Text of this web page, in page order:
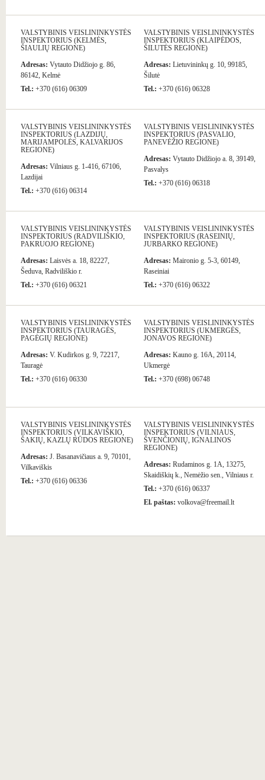
VALSTYBINIS VEISLININKYSTĖS
INSPEKTORIUS (KELMĖS,
ŠIAULIŲ REGIONE)
Adresas: Vytauto Didžiojo g. 86,
86142, Kelmė
Tel.: +370 (616) 06309
VALSTYBINIS VEISLININKYSTĖS
INSPEKTORIUS (KLAIPĖDOS,
ŠILUTĖS REGIONE)
Adresas: Lietuvininkų g. 10, 99185,
Šilutė
Tel.: +370 (616) 06328
VALSTYBINIS VEISLININKYSTĖS
INSPEKTORIUS (LAZDIJŲ,
MARIJAMPOLĖS, KALVARIJOS
REGIONE)
Adresas: Vilniaus g. 1-416, 67106,
Lazdijai
Tel.: +370 (616) 06314
VALSTYBINIS VEISLININKYSTĖS
INSPEKTORIUS (PASVALIO,
PANEVĖŽIO REGIONE)
Adresas: Vytauto Didžiojo a. 8, 39149,
Pasvalys
Tel.: +370 (616) 06318
VALSTYBINIS VEISLININKYSTĖS
INSPEKTORIUS (RADVILIŠKIO,
PAKRUOJO REGIONE)
Adresas: Laisvės a. 18, 82227,
Šeduva, Radviliškio r.
Tel.: +370 (616) 06321
VALSTYBINIS VEISLININKYSTĖS
INSPEKTORIUS (RASEINIŲ,
JURBARKO REGIONE)
Adresas: Maironio g. 5-3, 60149,
Raseiniai
Tel.: +370 (616) 06322
VALSTYBINIS VEISLININKYSTĖS
INSPEKTORIUS (TAURAGĖS,
PAGĖGIŲ REGIONE)
Adresas: V. Kudirkos g. 9, 72217,
Tauragė
Tel.: +370 (616) 06330
VALSTYBINIS VEISLININKYSTĖS
INSPEKTORIUS (UKMERGĖS,
JONAVOS REGIONE)
Adresas: Kauno g. 16A, 20114,
Ukmergė
Tel.: +370 (698) 06748
VALSTYBINIS VEISLININKYSTĖS
INSPEKTORIUS (VILKAVIŠKIO,
ŠAKIŲ, KAZLŲ RŪDOS REGIONE)
Adresas: J. Basanavičiaus a. 9, 70101,
Vilkaviškis
Tel.: +370 (616) 06336
VALSTYBINIS VEISLININKYSTĖS
INSPEKTORIUS (VILNIAUS,
ŠVENČIONIŲ, IGNALINOS
REGIONE)
Adresas: Rudaminos g. 1A, 13275,
Skaidiškių k., Nemėžio sen., Vilniaus r.
Tel.: +370 (616) 06337
El. paštas: volkova@freemail.lt